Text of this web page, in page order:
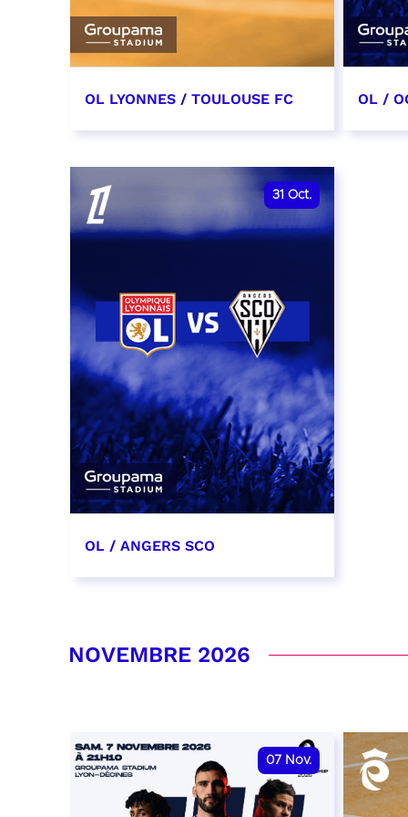
OL LYONNES / TOULOUSE FC
date et heure à confirmer
RÉSERVER
OL /
31 Oct.
OL / ANGERS SCO
RÉSERVER
NOVEMBRE 2026
07 Nov.